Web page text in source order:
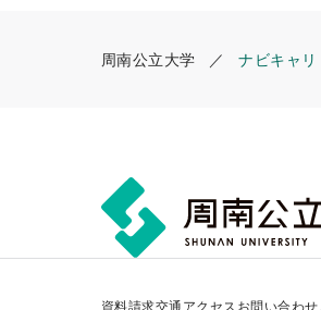
周南公立大学 ナビキャリ